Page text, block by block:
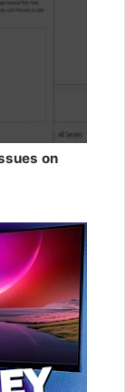
on